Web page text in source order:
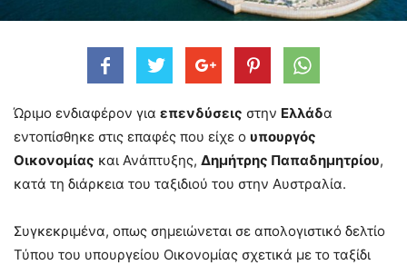
Ώριμο ενδιαφέρον για επενδύσεις στην Ελλάδα
εντοπίσθηκε στις επαφές που είχε ο υπουργός
Οικονομίας και Ανάπτυξης, Δημήτρης Παπαδημητρίου,
κατά τη διάρκεια του ταξιδιού του στην Αυστραλία.
Συγκεκριμένα, οπως σημειώνεται σε απολογιστικό δελτίο
Τύπου του υπουργείου Οικονομίας σχετικά με το ταξίδι